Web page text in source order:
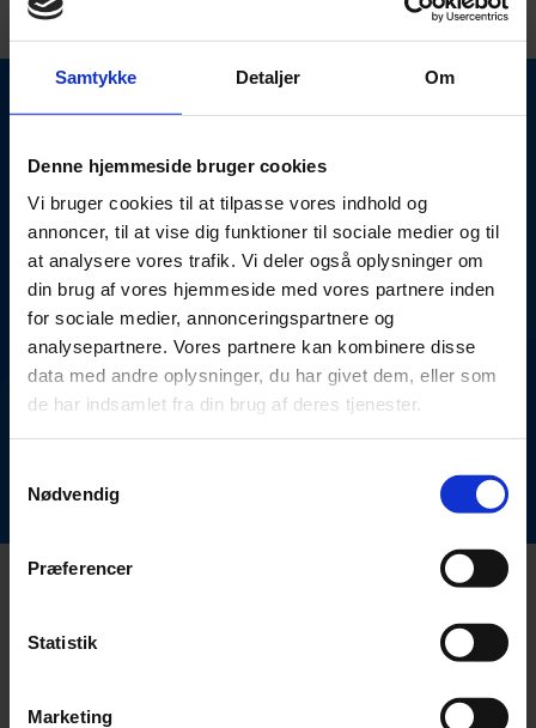
Samtykke Detaljer Om
Denne hjemmeside bruger cookies
Vi bruger cookies til at tilpasse vores indhold og
annoncer, til at vise dig funktioner til sociale medier og til
at analysere vores trafik. Vi deler også oplysninger om
din brug af vores hjemmeside med vores partnere inden
for sociale medier, annonceringspartnere og
analysepartnere. Vores partnere kan kombinere disse
data med andre oplysninger, du har givet dem, eller som
de har indsamlet fra din brug af deres tjenester.
Nødvendig
Præferencer
Statistik
Marketing
Relevante oplysninger om den
konkursramte
Overholdelse af formelle krav
Andre relevante forhold